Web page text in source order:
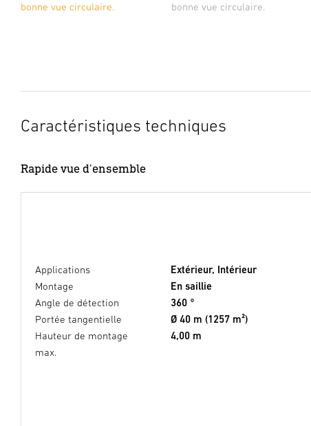
bonne vue circulaire.
bonne vue circulaire.
Caractéristiques techniques
Rapide vue d'ensemble
Applications
Extérieur, Intérieur
Montage
En saillie
Angle de détection
360 °
Portée tangentielle
Ø 40 m (1257 m²)
Hauteur de montage
max.
4,00 m